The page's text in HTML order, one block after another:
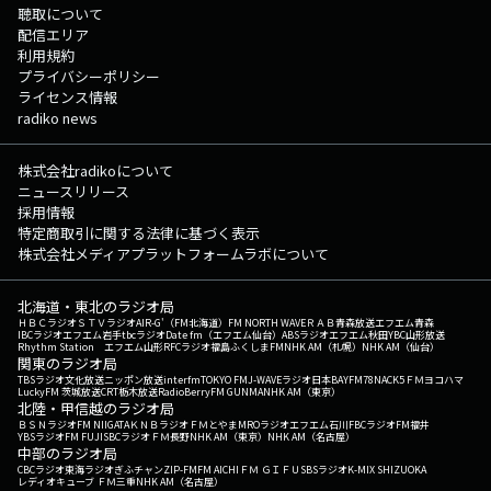
聴取について
配信エリア
利用規約
プライバシーポリシー
ライセンス情報
radiko news
株式会社radikoについて
ニュースリリース
採用情報
特定商取引に関する法律に基づく表示
株式会社メディアプラットフォームラボについて
北海道・東北のラジオ局
ＨＢＣラジオＳＴＶラジオAIR-G'（FM北海道） FM NORTH WAVEＲＡＢ青森放送エフエム青森
IBCラジオエフエム岩手tbcラジオDate fm（エフエム仙台） ABSラジオエフエム秋田YBC山形放送
Rhythm Station エフエム山形RFCラジオ福島ふくしまFMNHK AM（札幌） NHK AM（仙台）
関東のラジオ局
TBSラジオ文化放送ニッポン放送interfmTOKYO FMJ-WAVEラジオ日本BAYFM78NACK5 ＦＭヨコハマ
LuckyFM 茨城放送CRT栃木放送RadioBerryFM GUNMANHK AM（東京）
北陸・甲信越のラジオ局
ＢＳＮラジオFM NIIGATAＫＮＢラジオ ＦＭとやまMROラジオエフエム石川FBCラジオFM福井
YBSラジオFM FUJISBCラジオ ＦＭ長野NHK AM（東京） NHK AM（名古屋）
中部のラジオ局
CBCラジオ東海ラジオぎふチャンZIP-FMFM AICHI ＦＭ ＧＩＦＵ SBSラジオK-MIX SHIZUOKA
レディオキューブ ＦＭ三重NHK AM（名古屋）